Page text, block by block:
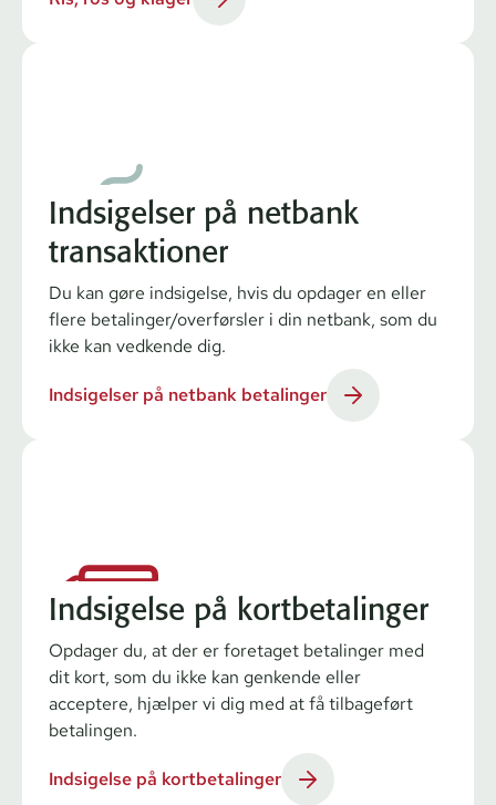
Indsigelser på netbank
transaktioner
Du kan gøre indsigelse, hvis du opdager en eller
flere betalinger/overførsler i din netbank, som du
ikke kan vedkende dig.
Indsigelser på netbank betalinger
Indsigelse på kortbetalinger
Opdager du, at der er foretaget betalinger med
dit kort, som du ikke kan genkende eller
acceptere, hjælper vi dig med at få tilbageført
betalingen.
Indsigelse på kortbetalinger